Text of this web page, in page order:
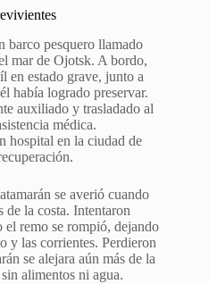
barco pesquero llamado
mar de Ojotsk. A bordo,
en estado grave, junto a
había logrado preservar.
auxiliado y trasladado al
médica.
hospital en la ciudad de
se averió cuando
de la costa. Intentaron
el remo se rompió, dejando
y las corrientes. Perdieron
se alejara aún más de la
alimentos ni agua.